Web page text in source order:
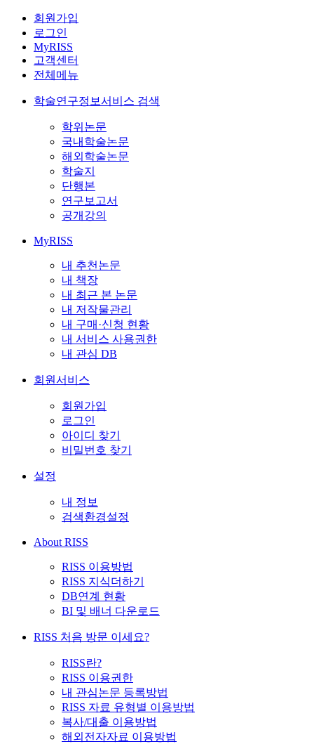
회원가입
로그인
MyRISS
고객센터
전체메뉴
학술연구정보서비스 검색
학위논문
국내학술논문
해외학술논문
학술지
단행본
연구보고서
공개강의
MyRISS
내 추천논문
내 책장
내 최근 본 논문
내 저작물관리
내 구매·신청 현황
내 서비스 사용권한
내 관심 DB
회원서비스
회원가입
로그인
아이디 찾기
비밀번호 찾기
설정
내 정보
검색환경설정
About RISS
RISS 이용방법
RISS 지식더하기
DB연계 현황
BI 및 배너 다운로드
RISS 처음 방문 이세요?
RISS란?
RISS 이용권한
내 관심논문 등록방법
RISS 자료 유형별 이용방법
복사/대출 이용방법
해외전자자료 이용방법